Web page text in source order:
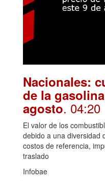
Nacionales:
de la
agosto. 04:20
El valor de los
debido a una diversidad
costos de referencia,
traslado
Infobae